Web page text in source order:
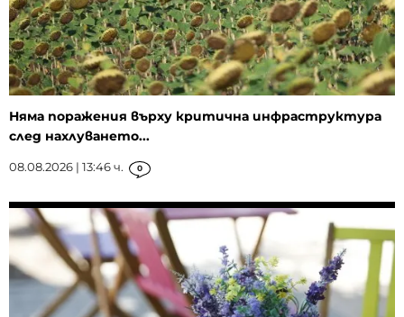
Няма поражения върху критична инфраструктура
след нахлуването...
08.08.2026 | 13:46 ч. 0